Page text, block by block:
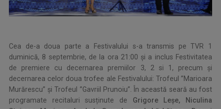
Cea de-a doua parte a Festivalului s-a transmis pe TVR 1
duminică, 8 septembrie, de la ora 21:00 și a inclus Festivitatea
de premiere cu decernarea premiilor 3, 2 si 1, precum și
decernarea celor doua trofee ale Festivalului: Trofeul ”Marioara
Murărescu” și Trofeul ”Gavriil Prunoiu”. În această seară au fost
programate recitaluri susținute de Grigore Leșe, Niculina